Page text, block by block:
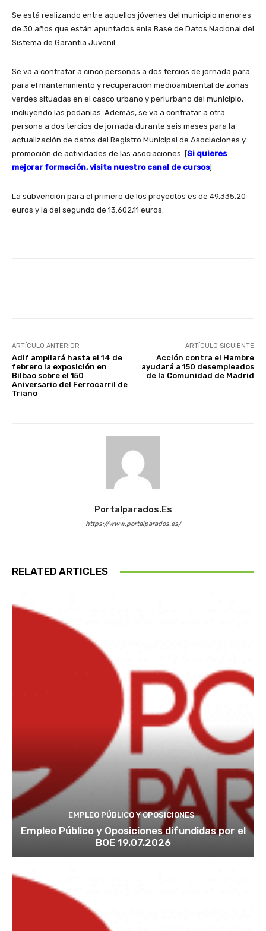
Se está realizando entre aquellos jóvenes del municipio menores
de 30 años que están apuntados enla Base de Datos Nacional del
Sistema de Garantía Juvenil.
Se va a contratar a cinco personas a dos tercios de jornada para
para el mantenimiento y recuperación medioambiental de zonas
verdes situadas en el casco urbano y periurbano del municipio,
incluyendo las pedanías. Además, se va a contratar a otra
persona a dos tercios de jornada durante seis meses para la
actualización de datos del Registro Municipal de Asociaciones y
promoción de actividades de las asociaciones. [Si quieres
mejorar formación, visita nuestro canal de cursos]
La subvención para el primero de los proyectos es de 49.335,20
euros y la del segundo de 13.602,11 euros.
ARTÍCULO ANTERIOR
Adif ampliará hasta el 14 de
febrero la exposición en
Bilbao sobre el 150
Aniversario del Ferrocarril de
Triano
ARTÍCULO SIGUIENTE
Acción contra el Hambre
ayudará a 150 desempleados
de la Comunidad de Madrid
Portalparados.es
https://www.portalparados.es/
RELATED ARTICLES
EMPLEO PÚBLICO Y OPOSICIONES
Empleo Público y Oposiciones difundidas por el
BOE 19.07.2026